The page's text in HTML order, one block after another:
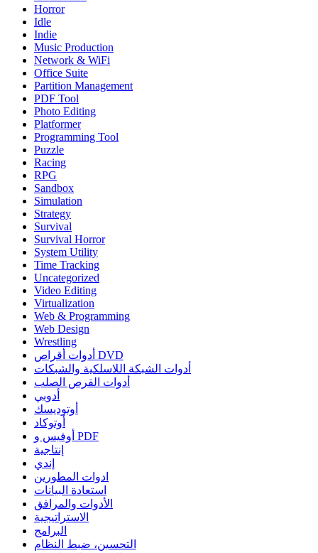
Horror
Idle
Indie
Music Production
Network & WiFi
Office Suite
Partition Management
PDF Tool
Photo Editing
Platformer
Programming Tool
Puzzle
Racing
RPG
Sandbox
Simulation
Strategy
Survival
Survival Horror
System Utility
Time Tracking
Uncategorized
Video Editing
Virtualization
Web & Programming
Web Design
Wrestling
أدوات أقراص DVD
أدوات الشبكة اللاسلكية والشبكات
أدوات القرص الصلب
أدوبي
أوتوديسك
أوتوكاد
أوفيس و PDF
إنتاجية
إندي
ادوات المطورين
استعادة البيانات
الأدوات والمرافق
الاستراتيجية
البرامج
التحسين، ضبط النظام